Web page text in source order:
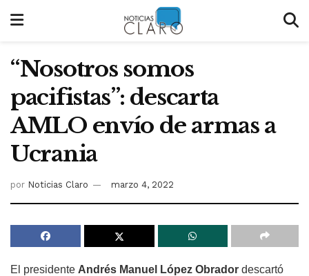
“Nosotros somos
pacifistas”: descarta
AMLO envío de armas a
Ucrania
por Noticias Claro marzo 4, 2022
El presidente Andrés Manuel López Obrador descartó